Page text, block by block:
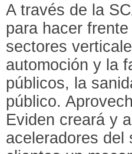
A través de la
para hacer
sectores
automoción y la
públicos, la
público.
Eviden creará y
aceleradores del